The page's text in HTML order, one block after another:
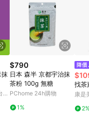
站上之商品規格、
購物車不符，以
點數紅包使用規
購物前往 Pinkoi
不符合導購資格；承
物前往 Pinkoi 頁
抹
$790
日本 森半 京都宇治抹
茶粉 100g 無糖
PChome 24h購物
1%
找茶
康是